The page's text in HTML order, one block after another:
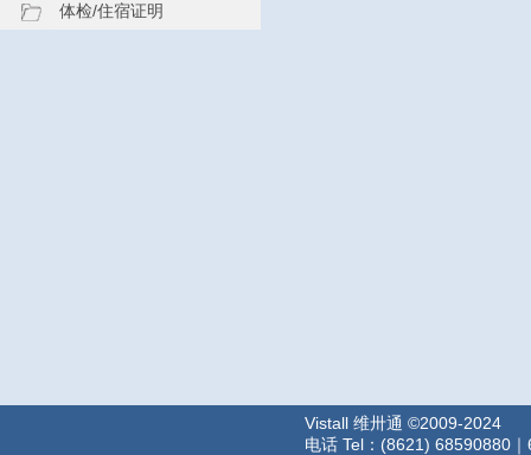
体检/住宿证明
Vistall 维卅通 ©2009-2024
电话 Tel：(8621) 68590880